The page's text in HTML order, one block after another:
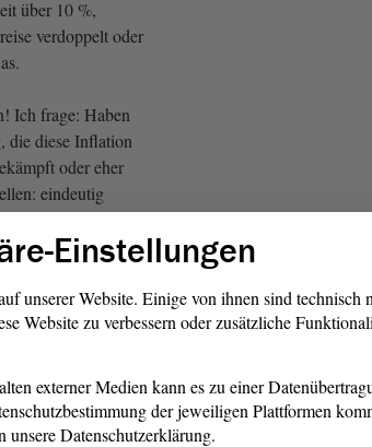
über 10 %,
verdoppelt oder
Ich frage: Haben
die diese Inflation
oder eher
eindeutig
einen
Sorgen und Nöte
ernst nimmt
Einstellungen
unserer Website. Einige von ihnen sind technisch
Website zu verbessern oder zusätzliche
externer Medien kann es zu einer
der jeweiligen Plattformen
unsere Datenschutzerklärung.